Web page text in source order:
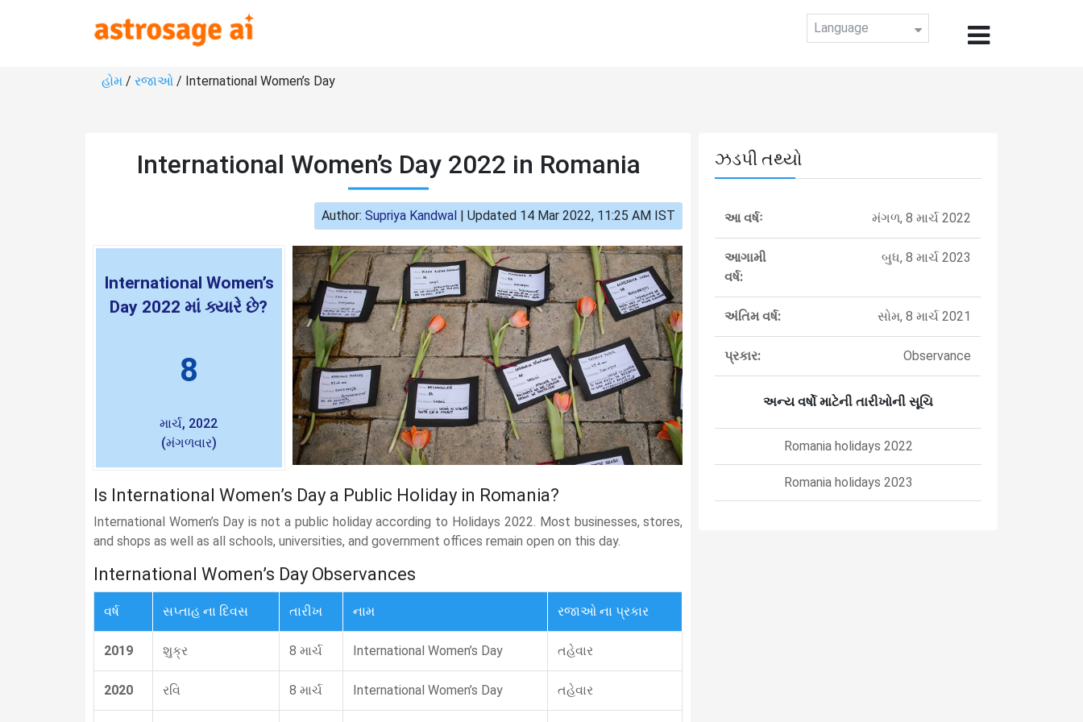
Language
હોમ/ રજાઓ/ International Women’s Day
International Women’s Day 2022 in Romania
Author:Supriya Kandwal |Updated 14 Mar 2022, 11:25 AM IST
International Women’s
Day 2022 માં ક્યારે છે?
8
માર્ચ, 2022
(મંગળવાર)
Is International Women’s Day a Public Holiday in Romania?
International Women’s Day is not a public holiday according to Holidays 2022. Most businesses, stores,
and shops as well as all schools, universities, and government offices remain open on this day.
International Women’s Day Observances
વર્ષ સપ્તાહ ના દિવસ તારીખ નામ રજાઓ ના પ્રકાર
2019 શુક્ર 8 માર્ચ International Women’s Day તહેવાર
2020 રવિ 8 માર્ચ International Women’s Day તહેવાર
ઝડપી તથ્યો
આ વર્ષઃ મંગળ, 8 માર્ચ 2022
આગામી
વર્ષ:
બુધ, 8 માર્ચ 2023
અંતિમ વર્ષ: સોમ, 8 માર્ચ 2021
પ્રકાર: Observance
અન્ય વર્ષો માટેની તારીખોની સૂચિ
Romania holidays 2022
Romania holidays 2023